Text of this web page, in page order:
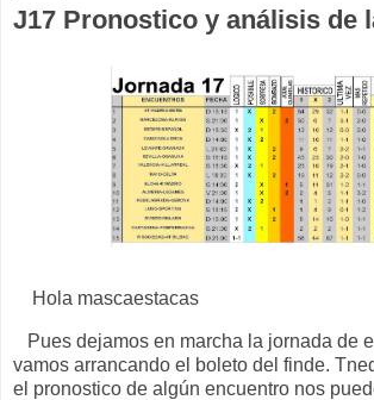
J17 Pronostico y análisis de
Hola mascaestacas
Pues dejamos en marcha la jornada de
vamos arrancando el boleto del finde.
el pronostico de algún encuentro nos